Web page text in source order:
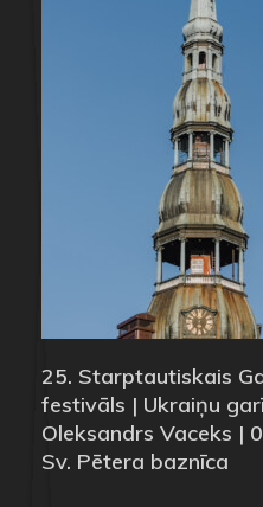
25. Starptautiskais
festivāls | Ukraiņu
Oleksandrs Vaceks |
Sv. Pētera baznīca